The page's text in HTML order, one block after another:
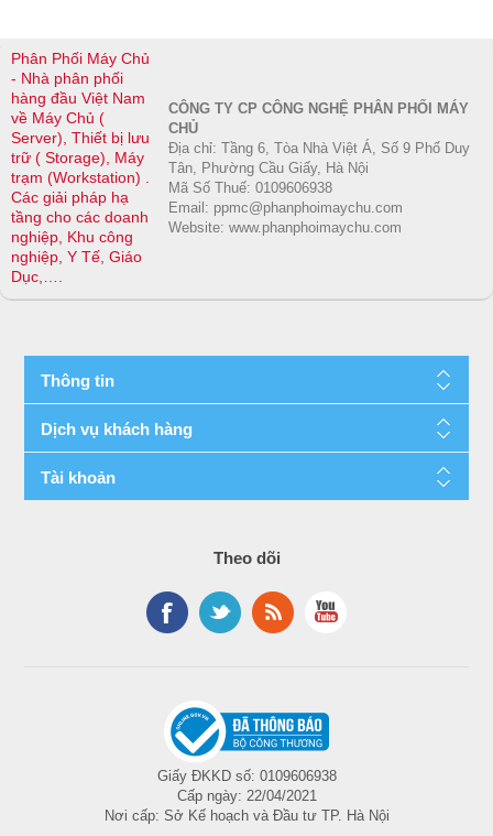
Phân Phối Máy Chủ
- Nhà phân phối
hàng đầu Việt Nam
về Máy Chủ (
Server), Thiết bị lưu
trữ ( Storage), Máy
trạm (Workstation) .
Các giải pháp hạ
tầng cho các doanh
nghiệp, Khu công
nghiệp, Y Tế, Giáo
Dục,….
CÔNG TY CP CÔNG NGHỆ PHÂN PHỐI MÁY
CHỦ
Địa chỉ: Tầng 6, Tòa Nhà Việt Á, Số 9 Phố Duy
Tân, Phường Cầu Giấy, Hà Nội
Mã Số Thuế: 0109606938
Email: ppmc@phanphoimaychu.com
Website: www.phanphoimaychu.com
Thông tin
Dịch vụ khách hàng
Tài khoản
Theo dõi
Giấy ĐKKD số: 0109606938
Cấp ngày: 22/04/2021
Nơi cấp: Sở Kế hoạch và Đầu tư TP. Hà Nội